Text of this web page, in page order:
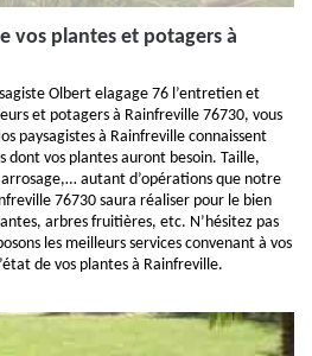
vos plantes et potagers à
Olbert elagage 76 l’entretien et
et potagers à Rainfreville 76730, vous
paysagistes à Rainfreville connaissent
dont vos plantes auront besoin. Taille,
autant d’opérations que notre
76730 saura réaliser pour le bien
arbres fruitières, etc. N’hésitez pas
les meilleurs services convenant à vos
de vos plantes à Rainfreville.